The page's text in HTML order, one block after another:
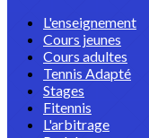
L'enseignement
Cours jeunes
Cours adultes
Tennis Adapté
Stages
Fitennis
L'arbitrage